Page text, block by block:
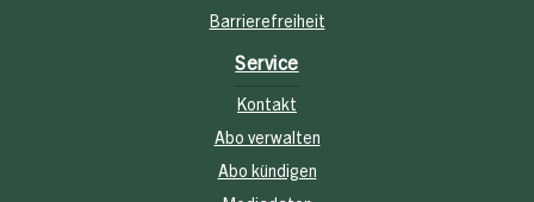
Barrierefreiheit
Service
Kontakt
Abo verwalten
Abo kündigen